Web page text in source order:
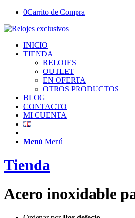
0Carrito de Compra
INICIO
TIENDA
RELOJES
OUTLET
EN OFERTA
OTROS PRODUCTOS
BLOG
CONTACTO
MI CUENTA
Menú Menú
Tienda
Acero inoxidable